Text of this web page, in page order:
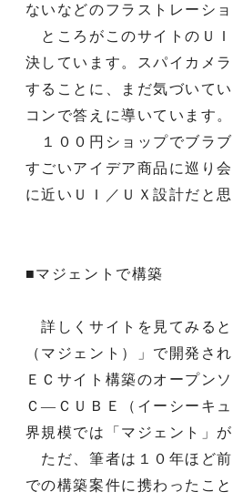
ないなどのフラストレーシ
ところがこのサイトのＵ
決しています。スパイカメ
することに、まだ気づいて
コンで答えに導いています。
１００円ショップでブラ
すごいアイデア商品に巡り
に近いＵＩ／ＵＸ設計だと思
■マジェントで構築
詳しくサイトを見てみると
（マジェント）」で開発さ
ＥＣサイト構築のオープン
Ｃ―ＣＵＢＥ（イーシーキ
界規模では「マジェント」
ただ、筆者は１０年ほど前
での構築案件に携わったこ